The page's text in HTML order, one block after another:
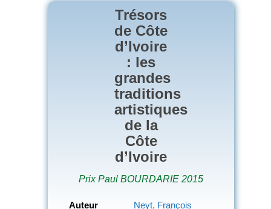
Trésors
de Côte
d’Ivoire
: les
grandes
traditions
artistiques
de la
Côte
d’Ivoire
Prix Paul BOURDARIE 2015
Auteur Neyt, François